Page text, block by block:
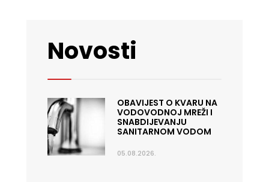
Novosti
OBAVIJEST O KVARU NA
VODOVODNOJ MREŽI I
SNABDIJEVANJU
SANITARNOM VODOM
05.08.2026.